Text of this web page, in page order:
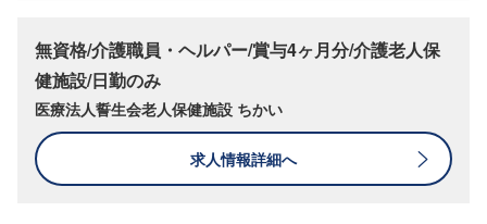
無資格/介護職員・ヘルパー/賞与4ヶ月分/介護老人保
健施設/日勤のみ
医療法人誓生会老人保健施設 ちかい
求人情報詳細へ